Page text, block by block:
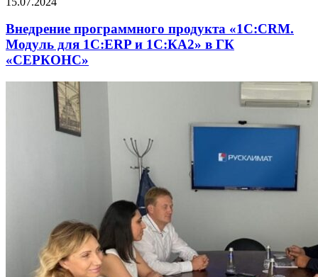
Внедрение программного продукта «1С:CRM.
Модуль для 1С:ERP и 1С:КА2» в ГК
«СЕРКОНС»